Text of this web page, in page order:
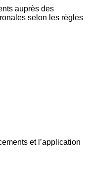
auprès des
selon les règles
et l’application